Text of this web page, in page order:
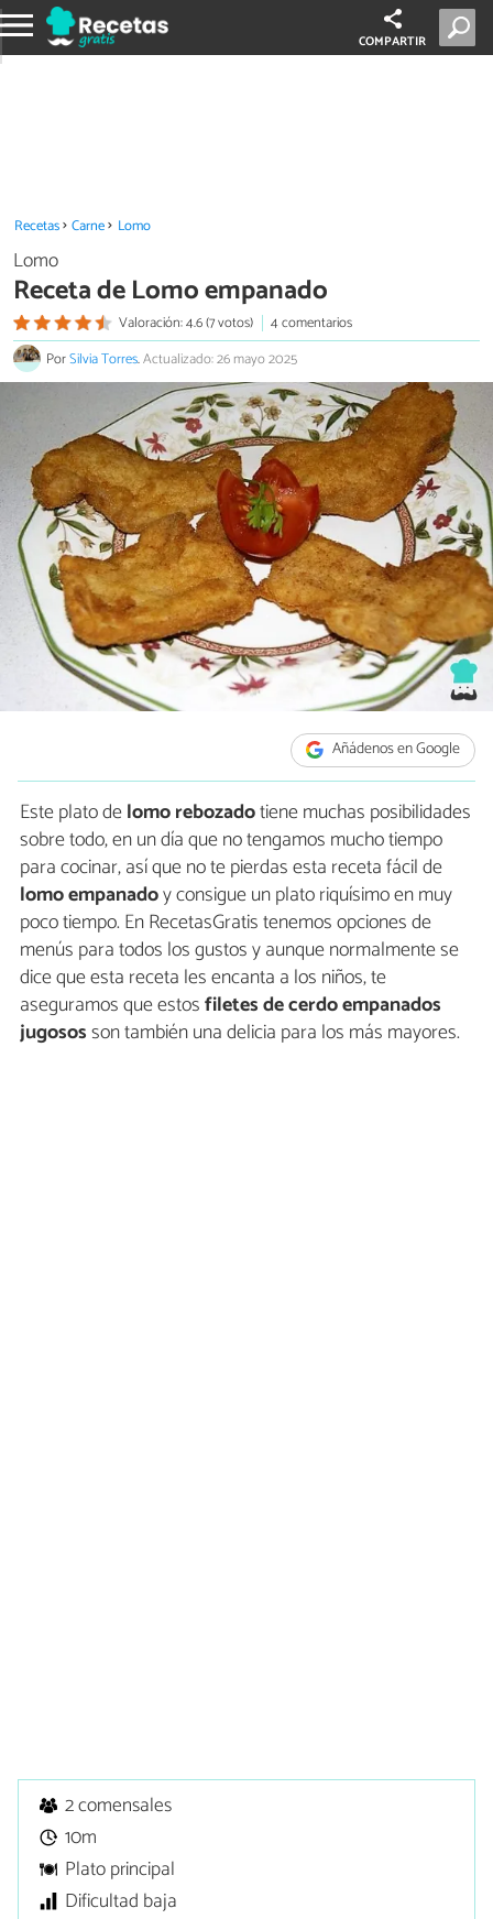
COMPARTIR
Recetas Carne Lomo
Lomo
Receta de Lomo empanado
Valoración: 4.6 (7 votos)
4 comentarios
PorSilvia Torres.Actualizado: 26 mayo 2025
Añádenos en Google
Este plato delomo rebozadotiene muchas posibilidades
sobre todo, en un día que no tengamos mucho tiempo
para cocinar, así que no te pierdas esta receta fácil de
lomo empanadoy consigue un plato riquísimo en muy
poco tiempo. En RecetasGratis tenemos opciones de
menús para todos los gustos y aunque normalmente se
dice que esta receta les encanta a los niños, te
aseguramos que estosfiletes de cerdo empanados
jugososson también una delicia para los más mayores.
2 comensales
10m
Plato principal
Dificultad baja